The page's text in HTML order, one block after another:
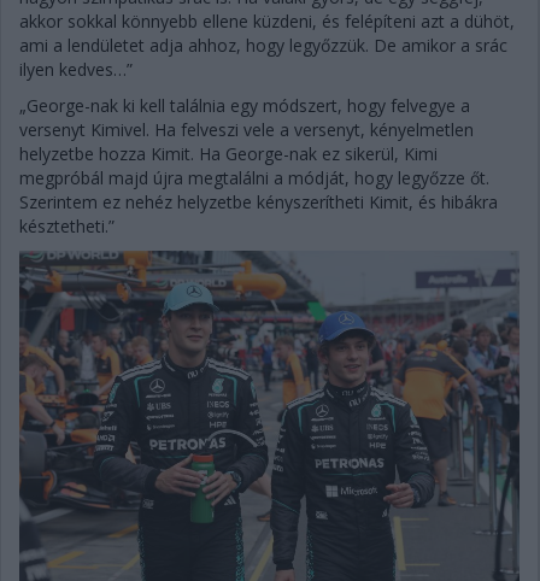
akkor sokkal könnyebb ellene küzdeni, és felépíteni azt a dühöt,
ami a lendületet adja ahhoz, hogy legyőzzük. De amikor a srác
ilyen kedves…”
„George-nak ki kell találnia egy módszert, hogy felvegye a
versenyt Kimivel. Ha felveszi vele a versenyt, kényelmetlen
helyzetbe hozza Kimit. Ha George-nak ez sikerül, Kimi
megpróbál majd újra megtalálni a módját, hogy legyőzze őt.
Szerintem ez nehéz helyzetbe kényszerítheti Kimit, és hibákra
késztetheti.”